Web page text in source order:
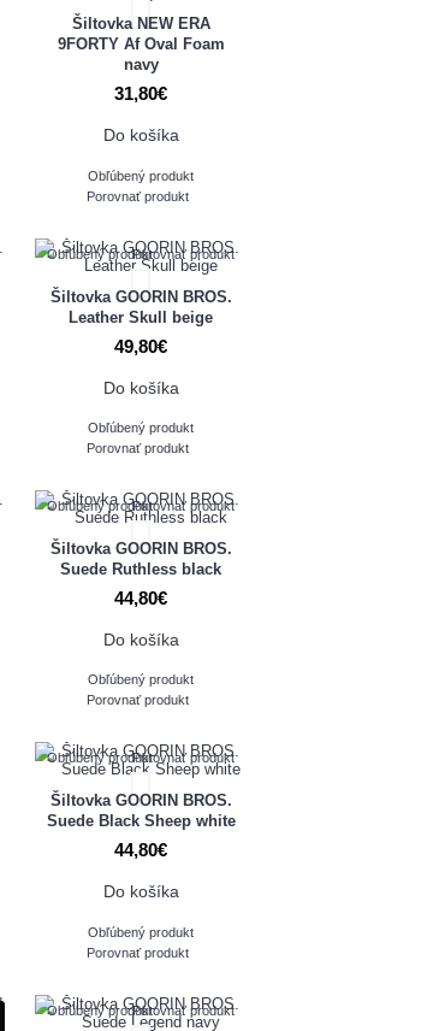
Šiltovka NEW ERA
9FORTY Af Oval Foam
navy
31,80€
Do košíka
Obľúbený produkt
Porovnať produkt
Obľúbený produktPorovnať produkt
Šiltovka GOORIN BROS.
Leather Skull beige
49,80€
Do košíka
Obľúbený produkt
Porovnať produkt
Obľúbený produktPorovnať produkt
Šiltovka GOORIN BROS.
Suede Ruthless black
44,80€
Do košíka
Obľúbený produkt
Porovnať produkt
Obľúbený produktPorovnať produkt
Šiltovka GOORIN BROS.
Suede Black Sheep white
44,80€
Do košíka
Obľúbený produkt
Porovnať produkt
Obľúbený produktPorovnať produkt